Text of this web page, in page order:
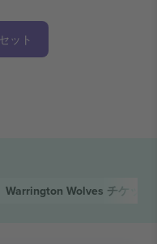
ット
Warrington Wolves チケット